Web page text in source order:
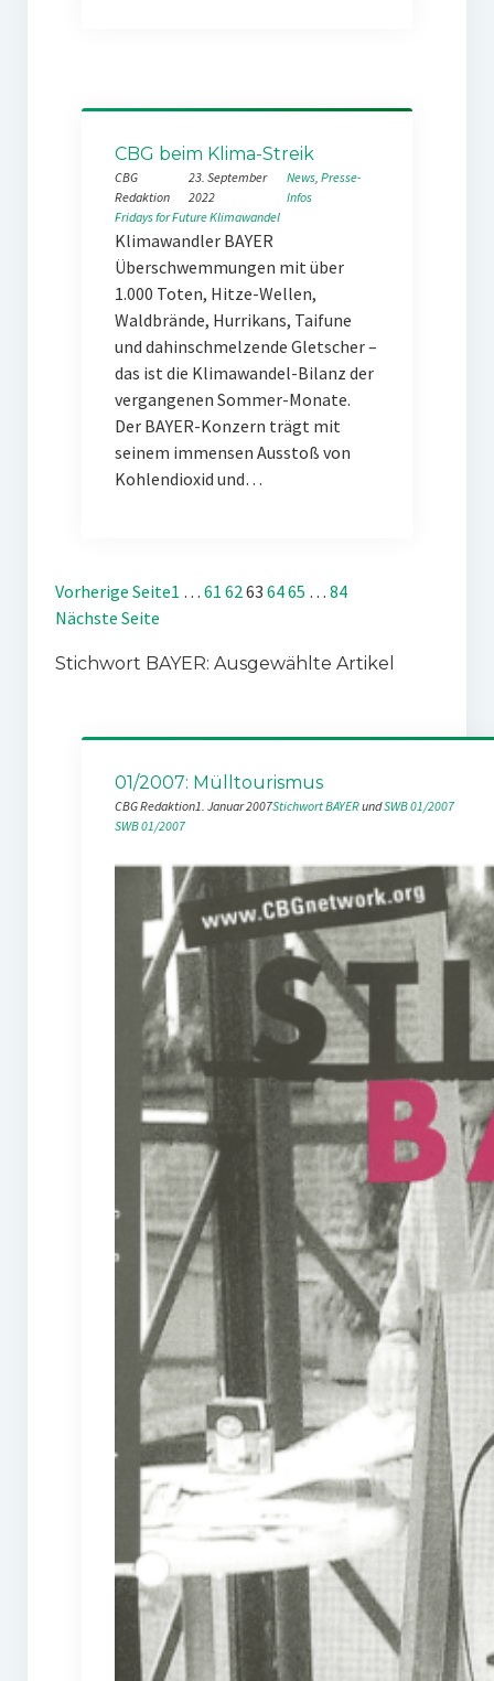
CBG beim Klima-Streik
CBG
Redaktion
23. September
2022
News, Presse-
Infos
Fridays for FutureKlimawandel
Klimawandler BAYER
Überschwemmungen mit über
1.000 Toten, Hitze-Wellen,
Waldbrände, Hurrikans, Taifune
und dahinschmelzende Gletscher –
das ist die Klimawandel-Bilanz der
vergangenen Sommer-Monate.
Der BAYER-Konzern trägt mit
seinem immensen Ausstoß von
Kohlendioxid und…
Vorherige Seite1 … 61 6263 6465 … 84
Nächste Seite
Stichwort BAYER: Ausgewählte Artikel
01/2007: Mülltourismus
CBG Redaktion1. Januar 2007Stichwort BAYER und SWB 01/2007
SWB 01/2007